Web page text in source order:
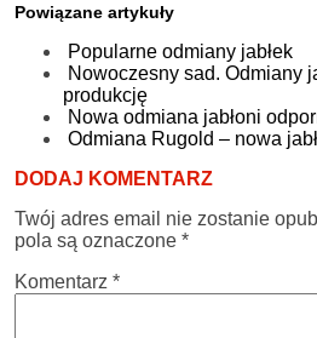
Powiązane artykuły
Popularne odmiany jabłek
Nowoczesny sad. Odmiany
produkcję
Nowa odmiana jabłoni
Odmiana Rugold – nowa
DODAJ KOMENTARZ
Twój adres email nie zostanie
pola są oznaczone *
Komentarz *